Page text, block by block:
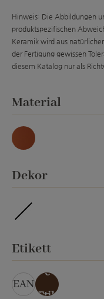
Hinweis: Die Abbildungen
produktspezifischen
Keramik wird aus
der Fertigung gewissen
diesem Katalog nur als
Material
Natur
Dekor
Etikett
EAN
ohn
e
Etik